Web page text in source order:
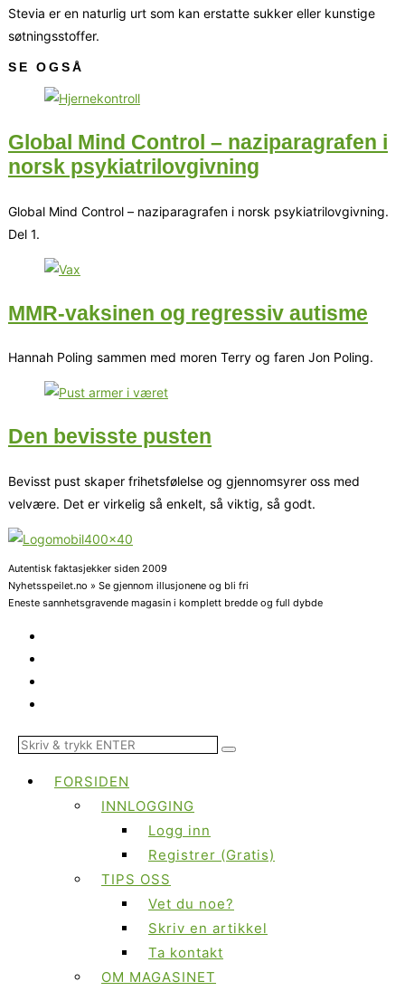
Stevia er en naturlig urt som kan erstatte sukker eller kunstige
søtningsstoffer.
SE OGSÅ
Global Mind Control – naziparagrafen i
norsk psykiatrilovgivning
Global Mind Control – naziparagrafen i norsk psykiatrilovgivning.
Del 1.
MMR-vaksinen og regressiv autisme
Hannah Poling sammen med moren Terry og faren Jon Poling.
Den bevisste pusten
Bevisst pust skaper frihetsfølelse og gjennomsyrer oss med
velvære. Det er virkelig så enkelt, så viktig, så godt.
Autentisk faktasjekker siden 2009
Nyhetsspeilet.no » Se gjennom illusjonene og bli fri
Eneste sannhetsgravende magasin i komplett bredde og full dybde
FORSIDEN
INNLOGGING
Logg inn
Registrer (Gratis)
TIPS OSS
Vet du noe?
Skriv en artikkel
Ta kontakt
OM MAGASINET